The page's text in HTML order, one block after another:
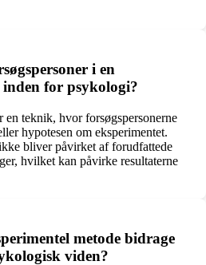
i en
inden for psykologi?
en teknik, hvor forsøgspersonerne
hypotesen om eksperimentet.
bliver påvirket af forudfattede
hvilket kan påvirke resultaterne
metode bidrage
viden?